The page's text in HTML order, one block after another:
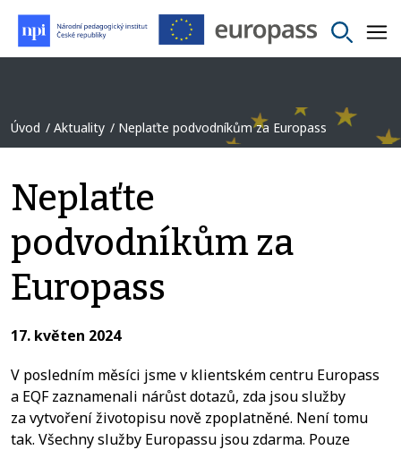
Úvod Aktuality Neplaťte podvodníkům za Europass
Neplaťte
podvodníkům za
Europass
17. květen 2024
V posledním měsíci jsme v klientském centru Europass
a EQF zaznamenali nárůst dotazů, zda jsou služby
za vytvoření životopisu nově zpoplatněné. Není tomu
tak. Všechny služby Europassu jsou zdarma. Pouze